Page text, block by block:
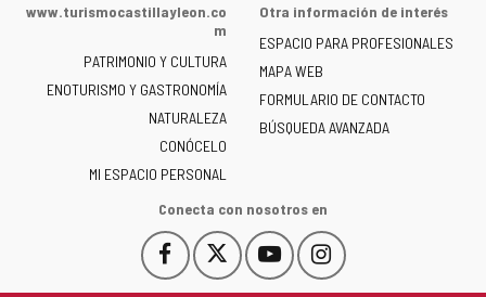
la
de
Castilla
y
León
-
www.turismocastillayleon.co
m
PATRIMONIO Y CULTURA
ENOTURISMO Y GASTRONOMÍA
NATURALEZA
CONÓCELO
MI ESPACIO PERSONAL
Otra información de interés
ESPACIO PARA PROFESIONALES
MAPA WEB
FORMULARIO DE CONTACTO
BÚSQUEDA AVANZADA
Conecta con nosotros en
Facebook
Este
enlace
Este
enlace
YouTube
Este
enlace
Instagram
Este
enlace